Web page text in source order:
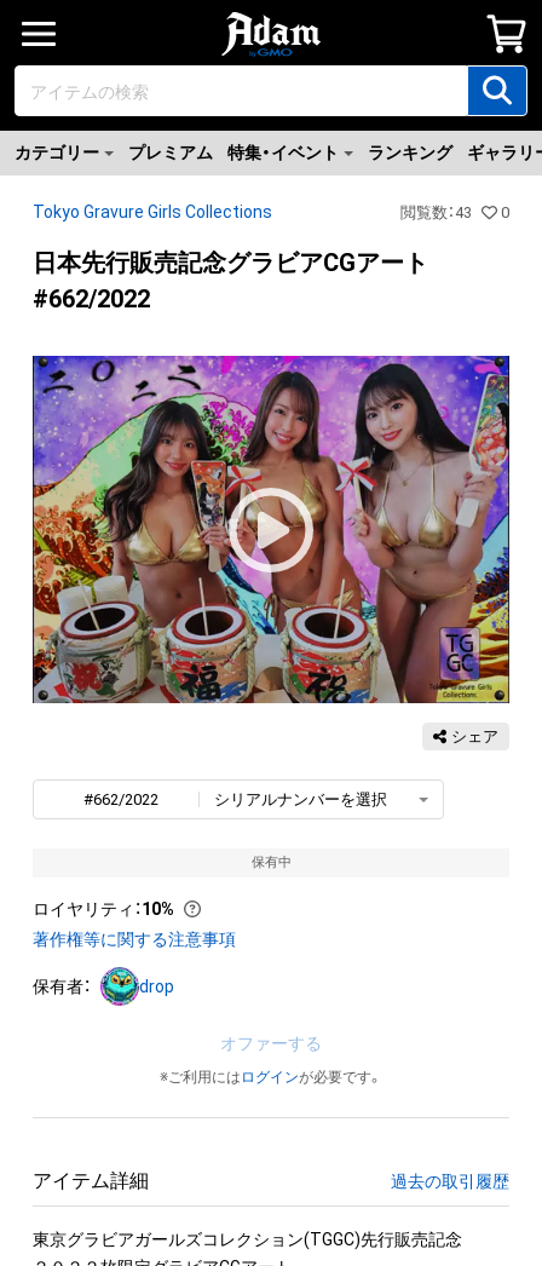
カテゴリー プレミアム 特集・イベント ランキング ギャラリ
Tokyo Gravure Girls Collections 閲覧数 ：43 0
日本先行販売記念グラビアCGアート
#662/2022
シェア
#662/2022 シリアルナンバーを選択
保有中
ロイヤリティ ：10%
著作権等に関する注意事項
保有者： drop
オファーする
※ご利用には ログインが必要です。
アイテム詳細 過去の取引履歴
東京グラビアガールズコレクション(TGGC)先行販売記念